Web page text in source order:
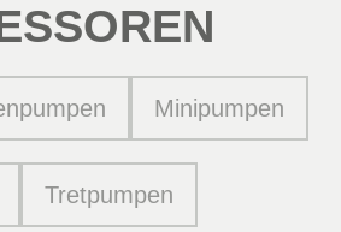
Minipumpen
Tretpumpen